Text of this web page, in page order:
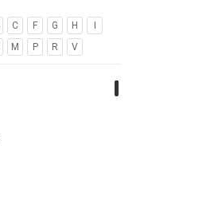
C F G H
M P R V